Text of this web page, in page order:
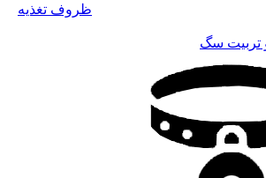
ظروف تغذیه
تربیت سگ